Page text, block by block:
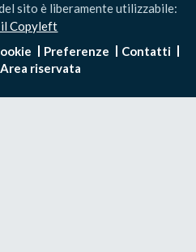
sito è liberamente utilizzabile:
Copyleft
Preferenze
Contatti
Area riservata